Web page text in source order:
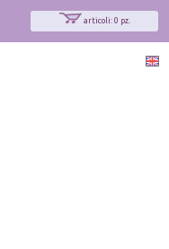
articoli: 0 pz.